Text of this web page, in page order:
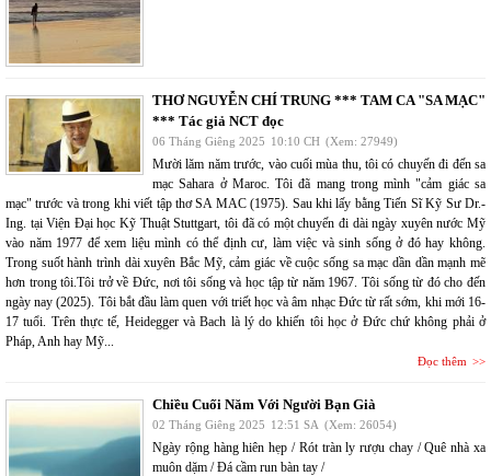
THƠ NGUYỄN CHÍ TRUNG *** TAM CA "SA MẠC"
*** Tác giả NCT đọc
06 Tháng Giêng 2025 10:10 CH (Xem: 27949)
Mười lăm năm trước, vào cuối mùa thu, tôi có chuyến đi đến sa
mạc Sahara ở Maroc. Tôi đã mang trong mình "cảm giác sa
mạc" trước và trong khi viết tập thơ SA MAC (1975). Sau khi lấy bằng Tiến Sĩ Kỹ Sư Dr.-
Ing. tại Viện Đại học Kỹ Thuật Stuttgart, tôi đã có một chuyến đi dài ngày xuyên nước Mỹ
vào năm 1977 để xem liệu mình có thể định cư, làm việc và sinh sống ở đó hay không.
Trong suốt hành trình dài xuyên Bắc Mỹ, cảm giác về cuộc sống sa mạc dần dần mạnh mẽ
hơn trong tôi.Tôi trở về Đức, nơi tôi sống và học tập từ năm 1967. Tôi sống từ đó cho đến
ngày nay (2025). Tôi bắt đầu làm quen với triết học và âm nhạc Đức từ rất sớm, khi mới 16-
17 tuổi. Trên thực tế, Heidegger và Bach là lý do khiến tôi học ở Đức chứ không phải ở
Pháp, Anh hay Mỹ...
Đọc thêm
Chiều Cuối Năm Với Người Bạn Già
02 Tháng Giêng 2025 12:51 SA (Xem: 26054)
Ngày rộng hàng hiên hẹp / Rót tràn ly rượu chay / Quê nhà xa
muôn dặm / Đá cầm run bàn tay /